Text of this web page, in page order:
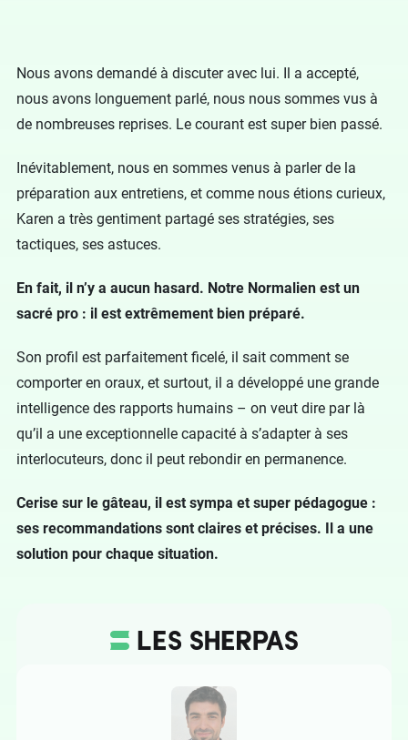
Nous avons demandé à discuter avec lui. Il a accepté,
nous avons longuement parlé, nous nous sommes vus à
de nombreuses reprises. Le courant est super bien passé.
Inévitablement, nous en sommes venus à parler de la
préparation aux entretiens, et comme nous étions curieux,
Karen a très gentiment partagé ses stratégies, ses
tactiques, ses astuces.
En fait, il n’y a aucun hasard. Notre Normalien est un
sacré pro : il est extrêmement bien préparé.
Son profil est parfaitement ficelé, il sait comment se
comporter en oraux, et surtout, il a développé une grande
intelligence des rapports humains – on veut dire par là
qu’il a une exceptionnelle capacité à s’adapter à ses
interlocuteurs, donc il peut rebondir en permanence.
Cerise sur le gâteau, il est sympa et super pédagogue :
ses recommandations sont claires et précises. Il a une
solution pour chaque situation.